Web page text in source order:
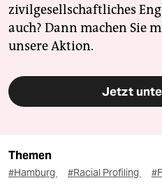
zivilgesellschaftliches
auch? Dann machen Sie
unsere Aktion.
Jetzt
Themen
#Hamburg #Racial Profiling